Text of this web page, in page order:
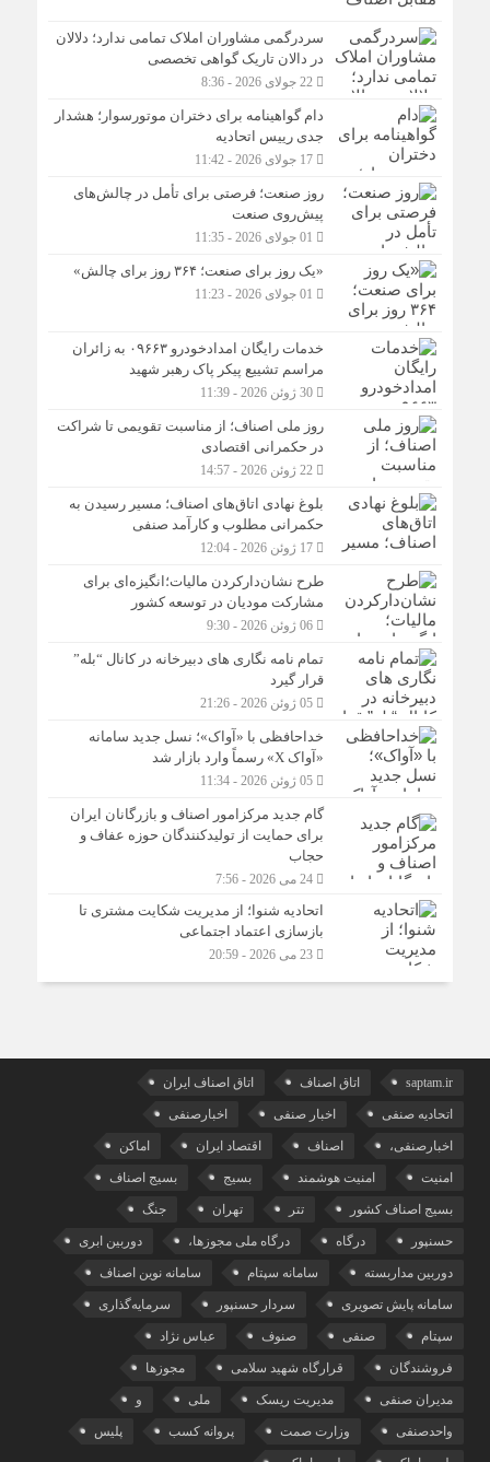
سردرگمی مشاوران املاک تمامی ندارد؛ دلالان
در دالان تاریک گواهی تخصصی
22 جولای 2026 - 8:36
دام گواهینامه برای دختران موتورسوار؛ هشدار
جدی رییس اتحادیه
17 جولای 2026 - 11:42
روز صنعت؛ فرصتی برای تأمل در چالش‌های
پیش‌روی صنعت
«یک روز برای صنعت؛ ۳۶۴ روز برای چالش»
خدمات رایگان امدادخودرو ۰۹۶۶۳ به زائران
مراسم تشییع پیکر پاک رهبر شهید
30 ژوئن 2026 - 11:39
روز ملی اصناف؛ از مناسبت تقویمی تا شراکت
در حکمرانی اقتصادی
22 ژوئن 2026 - 14:57
بلوغ نهادی اتاق‌های اصناف؛ مسیر رسیدن به
حکمرانی مطلوب و کارآمد صنفی
17 ژوئن 2026 - 12:04
طرح نشان‌دارکردن مالیات؛انگیزه‌ای برای
مشارکت مودیان در توسعه کشور
06 ژوئن 2026 - 9:30
تمام نامه نگاری های دبیرخانه در کانال “بله”
قرار گیرد
05 ژوئن 2026 - 21:26
خداحافظی با «آواک»؛ نسل جدید سامانه
«آواک X» رسماً وارد بازار شد
05 ژوئن 2026 - 11:34
گام جدید مرکزامور اصناف و بازرگانان ایران
برای حمایت از تولیدکنندگان حوزه عفاف و
حجاب
24 می 2026 - 7:56
اتحادیه شنوا؛ از مدیریت شکایت مشتری تا
بازسازی اعتماد اجتماعی ‌
23 می 2026 - 20:59
saptam.ir اتاق اصناف اتاق اصناف ایران
اتحادیه صنفی اخبار صنفی اخبارصنفی
اخبارصنفی، اصناف اقتصاد ایران اماکن
امنیت امنیت هوشمند بسیج بسیج اصناف
بسیج اصناف کشور تتر تهران جنگ
حسنپور درگاه درگاه ملی مجوزها، دوربین ابری
دوربین مداربسته سامانه سپتام سامانه نوین اصناف
سامانه پایش تصویری سردار حسنپور سرمایه‌گذاری
سپتام صنفی صنوف عباس نژاد
فروشندگان قرارگاه شهید سلامی مجوزها
مدیران صنفی مدیریت ریسک ملی و
واحدصنفی وزارت صمت پروانه کسب پلیس